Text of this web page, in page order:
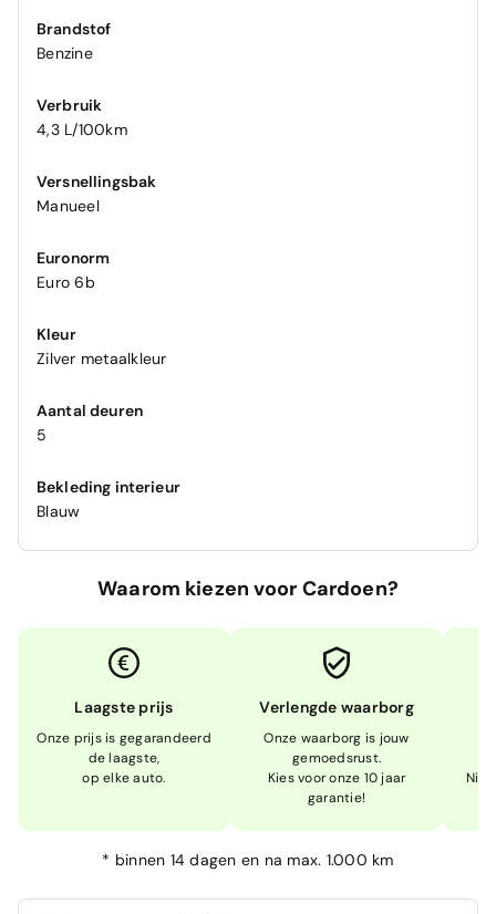
Brandstof
Benzine
Verbruik
4,3 L/100km
Versnellingsbak
Manueel
Euronorm
Euro 6b
Kleur
Zilver metaalkleur
Aantal deuren
5
Bekleding interieur
Blauw
Waarom kiezen voor Cardoen?
Laagste prijs
Onze prijs is gegarandeerd
de laagste,
op elke auto.
Verlengde waarborg
Onze waarborg is jouw
gemoedsrust.
Kies voor onze 10 jaar
garantie!
Niet
* binnen 14 dagen en na max. 1.000 km